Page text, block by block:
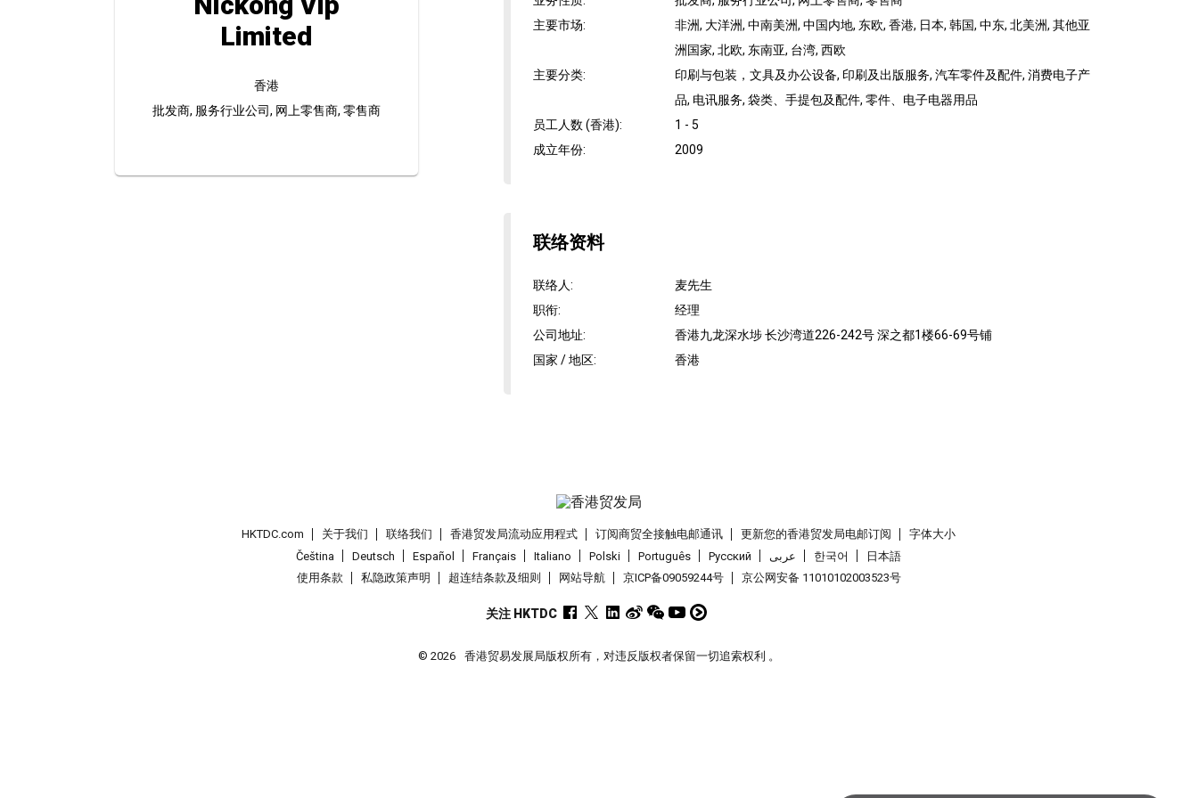
Limited
香港
批发商, 服务行业公司, 网上零售商, 零售商
主要市场:
非洲, 大洋洲, 中南美洲, 中国内地, 东欧, 香港, 日本, 韩国, 中东, 北美洲, 其他亚
洲国家, 北欧, 东南亚, 台湾, 西欧
主要分类:
印刷与包装，文具及办公设备, 印刷及出版服务, 汽车零件及配件, 消费电子产
品, 电讯服务, 袋类、手提包及配件, 零件、电子电器用品
员工人数 (香港):
1 - 5
成立年份: 2009
联络资料
联络人:
麦先生
职衔:
经理
公司地址:
香港九龙深水埗 长沙湾道226-242号 深之都1楼66-69号铺
国家 / 地区: 香港
HKTDC.com 关于我们 联络我们 香港贸发局流动应用程式 订阅商贸全接触电邮通讯 更新您的香港贸发局电邮订阅
字体大小
Čeština
Deutsch Español Français Italiano Polski Português Pусский عربى 한국어
日本語
使用条款
私隐政策声明 超连结条款及细则 网站导航 京ICP备09059244号 京公网安备 11010102003523号
关注 HKTDC
© 2026 香港贸易发展局版权所有，对违反版权者保留一切追索权利 。